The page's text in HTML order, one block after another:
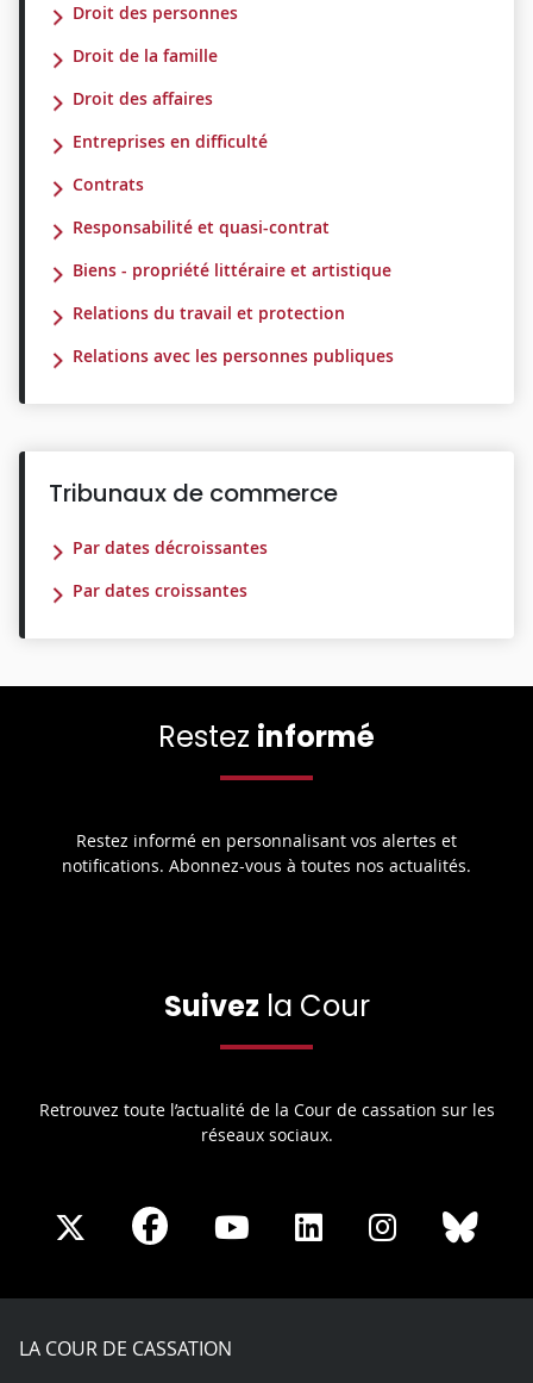
Droit des personnes
Droit de la famille
Droit des affaires
Entreprises en difficulté
Contrats
Responsabilité et quasi-contrat
Biens - propriété littéraire et artistique
Relations du travail et protection
Relations avec les personnes publiques
Tribunaux de commerce
Par dates décroissantes
Par dates croissantes
Restez informé
Restez informé en personnalisant vos alertes et
notifications. Abonnez-vous à toutes nos actualités.
Suivez la Cour
Retrouvez toute l’actualité de la Cour de cassation sur les
réseaux sociaux.
Share
X
Share
Facebook
Share
Youtube
Share
LinkedIn
Share
Instagram
LA COUR DE CASSATION